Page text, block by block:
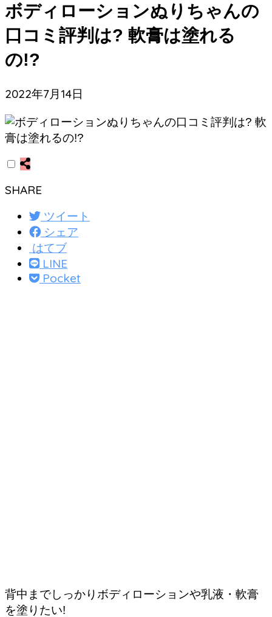
ボディローションぬりちゃんの
口コミ評判は? 軟膏は塗れる
の!?
2022年7月14日
SHARE
ツイート
シェア
はてブ
LINE
Pocket
背中までしっかりボディローションや乳液・軟膏
を塗りたい!